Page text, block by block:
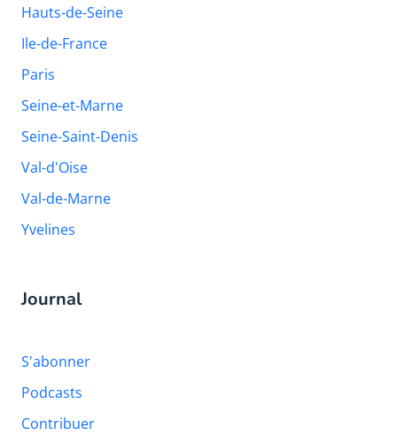
Hauts-de-Seine
Ile-de-France
Paris
Seine-et-Marne
Seine-Saint-Denis
Val-d'Oise
Val-de-Marne
Yvelines
Journal
S'abonner
Podcasts
Contribuer